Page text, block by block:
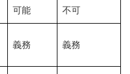
可能 不可
義務 義務